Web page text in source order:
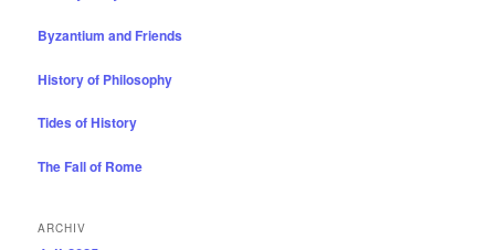
Byzantium and Friends
History of Philosophy
Tides of History
The Fall of Rome
ARCHIV